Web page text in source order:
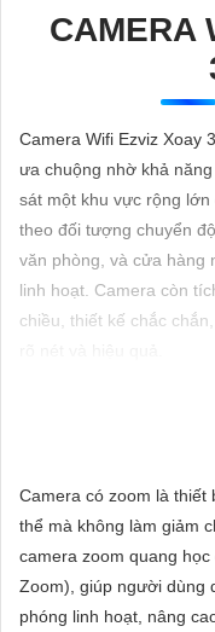
LẮP
ĐẶT
PHỤ
KIỆN
VẤN
DỊCH
VỤ
CAMERA
Camera Wifi Ezviz Xoay
ưa chuộng nhờ khả
sát một khu vực rộng
theo đối tượng chuyển
văn phòng, và cửa hàng
linh hoạt. Camera còn
chiều, thiết kế chắc
📷 Camera WiFi Ezviz
Camera có zoom là thiết
thể mà không làm giảm
camera zoom quang
Zoom), giúp người dùng
phóng linh hoạt, nâng